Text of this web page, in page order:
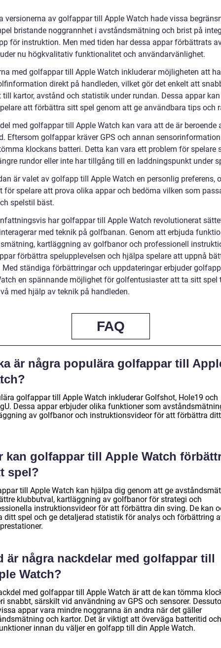
versionerna av golfappar till Apple Watch hade vissa
bristande noggrannhet i avståndsmätning och brist på
för instruktion. Men med tiden har dessa appar förbättrats
nu högkvalitativ funktionalitet och användarvänlighet.
med golfappar till Apple Watch inkluderar möjligheten att
direkt på handleden, vilket gör det enkelt att
kartor, avstånd och statistik under rundan. Dessa appar
att förbättra sitt spel genom att ge användbara tips och
med golfappar till Apple Watch kan vara att de är beroende
Eftersom golfappar kräver GPS och annan
klockans batteri. Detta kan vara ett problem för spelare
rundor eller inte har tillgång till en laddningspunkt under
är valet av golfapp till Apple Watch en personlig preferens,
för spelare att prova olika appar och bedöma vilken som
spelstil bäst.
har golfappar till Apple Watch revolutionerat
med teknik på golfbanan. Genom att erbjuda
kartläggning av golfbanor och professionell
förbättra spelupplevelsen och hjälpa spelare att uppnå
Med ständiga förbättringar och uppdateringar erbjuder
en spännande möjlighet för golfentusiaster att ta sitt spel
med hjälp av teknik på handleden.
FAQ
är några populära golfappar till
golfappar till Apple Watch inkluderar Golfshot, Hole19 och
Dessa appar erbjuder olika funktioner som
av golfbanor och instruktionsvideor för att förbättra ditt
kan golfappar till Apple Watch
spel?
till Apple Watch kan hjälpa dig genom att ge
klubbutval, kartläggning av golfbanor för strategi och
instruktionsvideor för att förbättra din sving. De kan
ditt spel och ge detaljerad statistik för analys och förbättring
är några nackdelar med golfappar till
Watch?
med golfappar till Apple Watch är att de kan tömma
snabbt, särskilt vid användning av GPS och sensorer.
appar vara mindre noggranna än andra när det gäller
och kartor. Det är viktigt att överväga batteritid och
innan du väljer en golfapp till din Apple Watch.